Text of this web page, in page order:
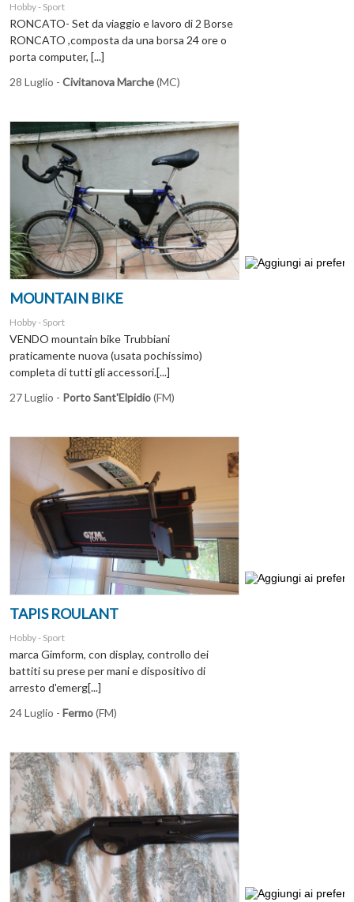
Hobby - Sport
RONCATO- Set da viaggio e lavoro di 2 Borse
RONCATO ,composta da una borsa 24 ore o
porta computer, [...]
28 Luglio - Civitanova Marche(MC)
MOUNTAIN BIKE
Hobby - Sport
VENDO mountain bike Trubbiani
praticamente nuova (usata pochissimo)
completa di tutti gli accessori.[...]
27 Luglio - Porto Sant'Elpidio(FM)
TAPIS ROULANT
Hobby - Sport
marca Gimform, con display, controllo dei
battiti su prese per mani e dispositivo di
arresto d'emerg[...]
24 Luglio - Fermo(FM)